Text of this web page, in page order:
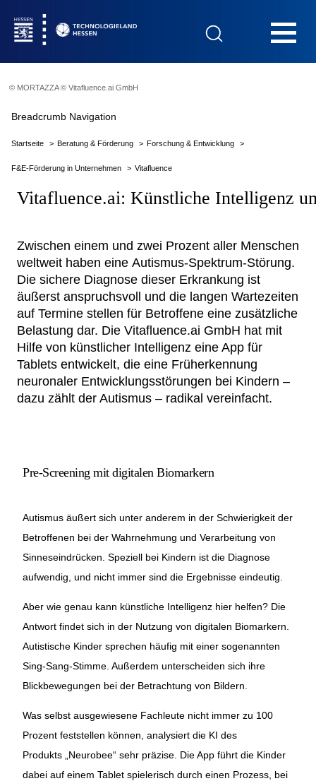
Startseite
Das Technologieland
Innovationsfelder
Beratung & Förderung
Netzwerke
© MORTAZZA © Vitafluence.ai GmbH
Breadcrumb Navigation
Startseite Beratung & Förderung Forschung & Entwicklung
F&E-Förderung in Unternehmen Vitafluence
Vitafluence.ai: Künstliche Intelligenz
Zwischen einem und zwei Prozent aller Menschen
weltweit haben eine Autismus-Spektrum-Störung.
Die sichere Diagnose dieser Erkrankung ist
äußerst anspruchsvoll und die langen Wartezeiten
auf Termine stellen für Betroffene eine zusätzliche
Belastung dar. Die Vitafluence.ai GmbH hat mit
Hilfe von künstlicher Intelligenz eine App für
Tablets entwickelt, die eine Früherkennung
neuronaler Entwicklungsstörungen bei Kindern –
dazu zählt der Autismus – radikal vereinfacht.
Pre-Screening mit digitalen Biomarkern
Autismus äußert sich unter anderem in der Schwierigkeit der
Betroffenen bei der Wahrnehmung und Verarbeitung von
Sinneseindrücken. Speziell bei Kindern ist die Diagnose
aufwendig, und nicht immer sind die Ergebnisse eindeutig.
Aber wie genau kann künstliche Intelligenz hier helfen? Die
Antwort findet sich in der Nutzung von digitalen Biomarkern.
Autistische Kinder sprechen häufig mit einer sogenannten
Sing-Sang-Stimme. Außerdem unterscheiden sich ihre
Blickbewegungen bei der Betrachtung von Bildern.
Was selbst ausgewiesene Fachleute nicht immer zu 100
Prozent feststellen können, analysiert die KI des
Produkts „Neurobee“ sehr präzise. Die App führt die Kinder
dabei auf einem Tablet spielerisch durch einen Prozess, bei